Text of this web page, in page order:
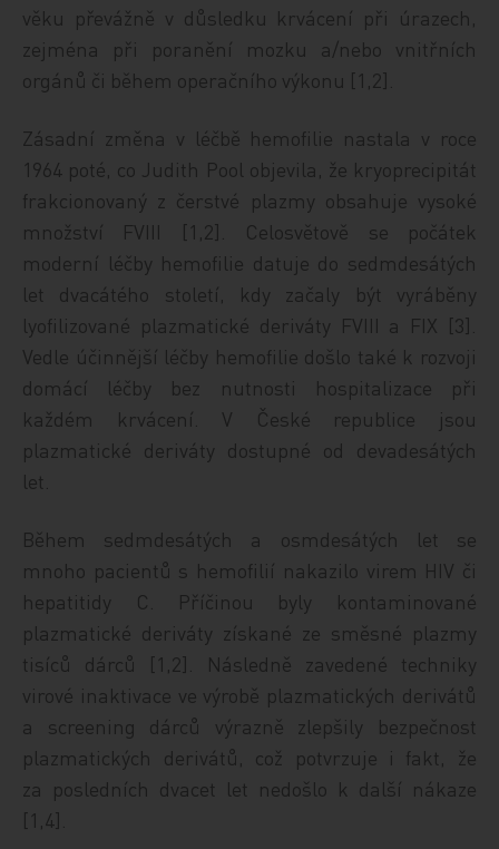
věku převážně v důsledku krvácení při úrazech,
zejména při poranění mozku a/nebo vnitřních
orgánů či během operačního výkonu [1,2].
Zásadní změna v léčbě hemofilie nastala v roce
1964 poté, co Judith Pool objevila, že kryoprecipitát
frakcionovaný z čerstvé plazmy obsahuje vysoké
množství FVIII [1,2]. Celosvětově se počátek
moderní léčby hemofilie datuje do sedmdesátých
let dvacátého století, kdy začaly být vyráběny
lyofilizované plazmatické deriváty FVIII a FIX [3].
Vedle účinnější léčby hemofilie došlo také k rozvoji
domácí léčby bez nutnosti hospitalizace při
každém krvácení. V České republice jsou
plazmatické deriváty dostupné od devadesátých
let.
Během sedmdesátých a osmdesátých let se
mnoho pacientů s hemofilií nakazilo virem HIV či
hepatitidy C. Příčinou byly kontaminované
plazmatické deriváty získané ze směsné plazmy
tisíců dárců [1,2]. Následně zavedené techniky
virové inaktivace ve výrobě plazmatických derivátů
a screening dárců výrazně zlepšily bezpečnost
plazmatických derivátů, což potvrzuje i fakt, že
za posledních dvacet let nedošlo k další nákaze
[1,4].